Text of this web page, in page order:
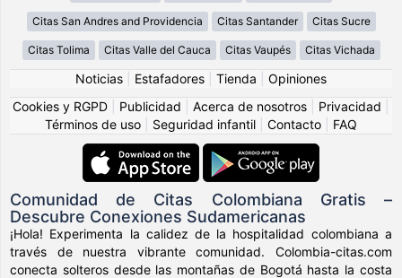
Citas San Andres and Providencia Citas Santander Citas Sucre
Citas Tolima Citas Valle del Cauca Citas Vaupés Citas Vichada
Noticias Estafadores Tienda
Opiniones
Cookies y RGPD
Publicidad Acerca de nosotros Privacidad
Términos de uso
Seguridad infantil Contacto FAQ
Comunidad de Citas Colombiana Gratis –
Descubre Conexiones Sudamericanas
¡Hola! Experimenta la calidez de la hospitalidad colombiana a
través de nuestra vibrante comunidad. Colombia-citas.com
conecta solteros desde las montañas de Bogotá hasta la costa